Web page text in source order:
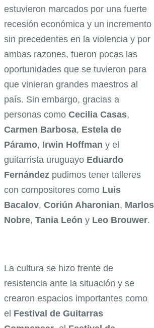
estuvieron marcados por una fuerte
recesión económica y un incremento
sin precedentes en la violencia y por
ambas razones, fueron pocas las
oportunidades que se tuvieron para
que vinieran grandes maestros al
país. Sin embargo, gracias a
personas como Cecilia Casas,
Carmen Barbosa, Estela de
Páramo, Irwin Hoffman y el
guitarrista uruguayo Eduardo
Fernández pudimos tener talleres
con compositores como Luis
Bacalov, Coriún Aharonian, Marlos
Nobre, Tania León y Leo Brouwer.
La cultura se hizo frente de
resistencia ante la situación y se
crearon espacios importantes como
el Festival de Guitarras